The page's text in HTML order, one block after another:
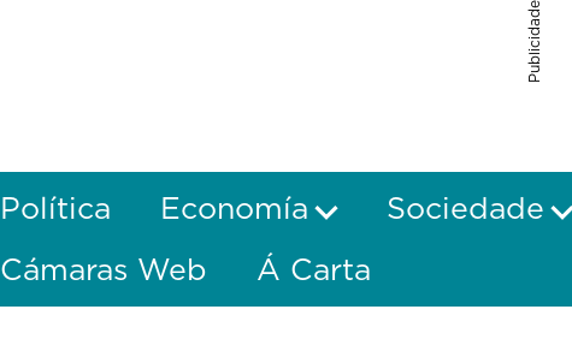
Publicidade
Política Economía Sociedade
Cámaras Web
Á Carta